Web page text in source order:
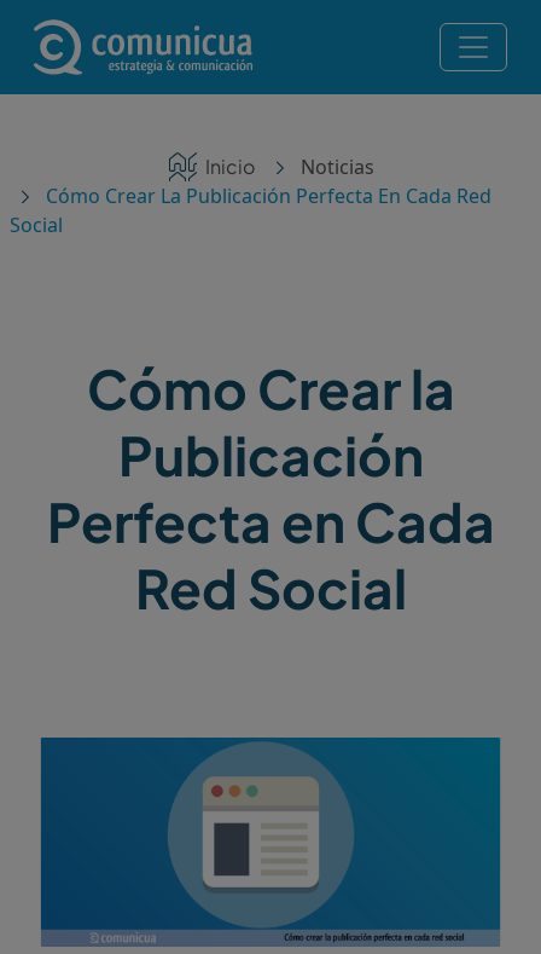
Navegación principal
¡Consulta gratis!
Ruta de navegación
Inicio
Noticias
Cómo Crear La Publicación Perfecta En Cada Red
Social
Cómo Crear la
Publicación
Perfecta en Cada
Red Social